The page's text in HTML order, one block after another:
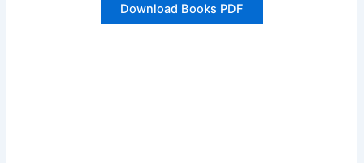
Download Books PDF